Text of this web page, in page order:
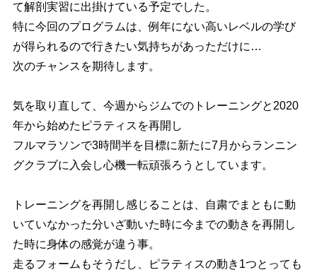
て解剖実習に出掛けている予定でした。
特に今回のプログラムは、例年にない高いレベルの学び
が得られるので行きたい気持ちがあっただけに…
次のチャンスを期待します。
気を取り直して、今週からジムでのトレーニングと2020
年から始めたピラティスを再開し
フルマラソンで3時間半を目標に新たに7月からランニン
グクラブに入会し心機一転頑張ろうとしています。
トレーニングを再開し感じることは、自粛でまともに動
いていなかった分いざ動いた時に今までの動きを再開し
た時に身体の感覚が違う事。
走るフォームもそうだし、ピラティスの動き1つとっても